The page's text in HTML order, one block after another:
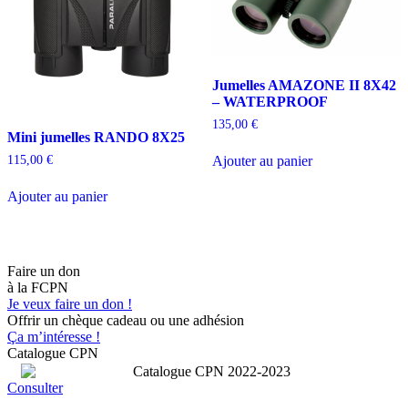
Mini jumelles RANDO 8X25
115,00 €
Ajouter au panier
Jumelles AMAZONE II 8X42
– WATERPROOF
135,00 €
Ajouter au panier
Faire un don
à la FCPN
Je veux faire un don !
Offrir un chèque cadeau ou une adhésion
Ça m’intéresse !
Catalogue CPN
Consulter